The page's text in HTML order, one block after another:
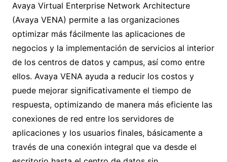
Avaya Virtual Enterprise Network Architecture
(Avaya VENA) permite a las organizaciones
optimizar más fácilmente las aplicaciones de
negocios y la implementación de servicios al interior
de los centros de datos y campus, así como entre
ellos. Avaya VENA ayuda a reducir los costos y
puede mejorar significativamente el tiempo de
respuesta, optimizando de manera más eficiente las
conexiones de red entre los servidores de
aplicaciones y los usuarios finales, básicamente a
través de una conexión integral que va desde el